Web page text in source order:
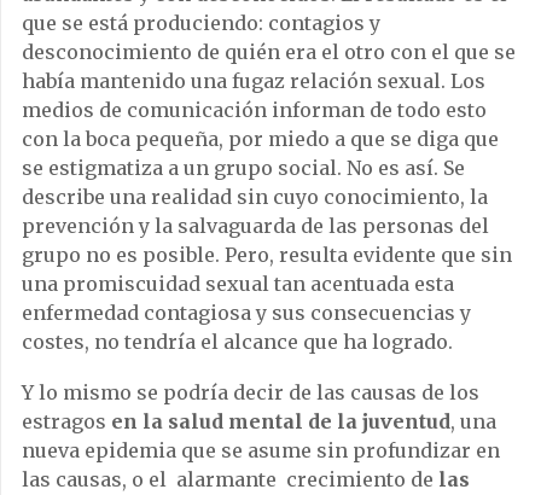
que se está produciendo: contagios y
desconocimiento de quién era el otro con el que se
había mantenido una fugaz relación sexual. Los
medios de comunicación informan de todo esto
con la boca pequeña, por miedo a que se diga que
se estigmatiza a un grupo social. No es así. Se
describe una realidad sin cuyo conocimiento, la
prevención y la salvaguarda de las personas del
grupo no es posible. Pero, resulta evidente que sin
una promiscuidad sexual tan acentuada esta
enfermedad contagiosa y sus consecuencias y
costes, no tendría el alcance que ha logrado.
Y lo mismo se podría decir de las causas de los
estragos en la salud mental de la juventud, una
nueva epidemia que se asume sin profundizar en
las causas, o el alarmante crecimiento de las